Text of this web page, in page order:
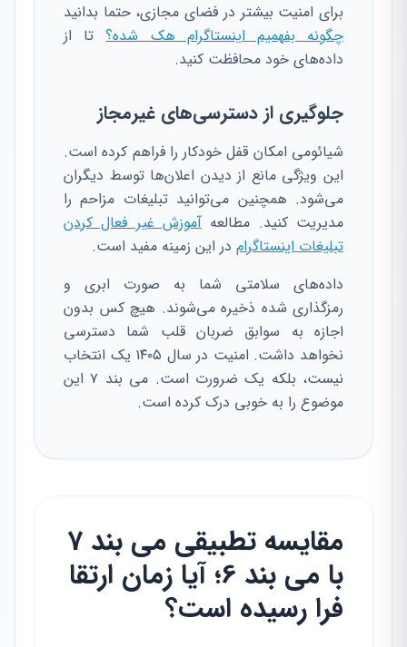
برای امنیت بیشتر در فضای مجازی، حتما بدانید
چگونه بفهمیم اینستاگرام هک شده؟تا از
داده‌های خود محافظت کنید.
جلوگیری از دسترسی‌های غیرمجاز
شیائومی امکان قفل خودکار را فراهم کرده است.
این ویژگی مانع از دیدن اعلان‌ها توسط دیگران
می‌شود. همچنین می‌توانید تبلیغات مزاحم را
مدیریت کنید. مطالعه آموزش غیر فعال کردن
تبلیغات اینستاگرام در این زمینه مفید است.
داده‌های سلامتی شما به صورت ابری و
رمزگذاری شده ذخیره می‌شوند. هیچ کس بدون
اجازه به سوابق ضربان قلب شما دسترسی
نخواهد داشت. امنیت در سال ۱۴۰۵ یک انتخاب
نیست، بلکه یک ضرورت است. می بند ۷ این
موضوع را به خوبی درک کرده است.
مقایسه تطبیقی می بند 7
با می بند 6؛ آیا زمان ارتقا
فرا رسیده است؟